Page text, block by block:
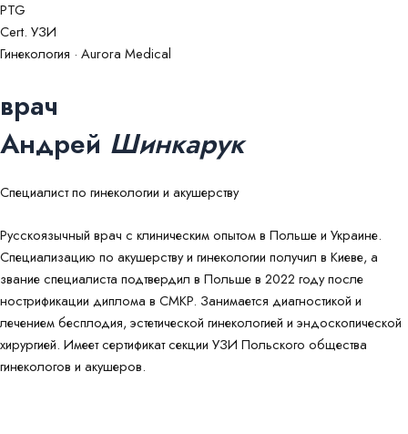
PTG
Cert. УЗИ
Гинекология · Aurora Medical
врач
Андрей Шинкарук
Специалист по гинекологии и акушерству
Русскоязычный врач с клиническим опытом в Польше и Украине.
Специализацию по акушерству и гинекологии получил в Киеве, а
звание специалиста подтвердил в Польше в 2022 году после
нострификации диплома в CMKP. Занимается диагностикой и
лечением бесплодия, эстетической гинекологией и эндоскопической
хирургией. Имеет сертификат секции УЗИ Польского общества
гинекологов и акушеров.